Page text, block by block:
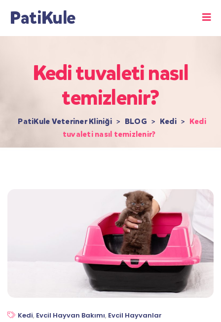
PatiKule
Kedi tuvaleti nasıl
temizlenir?
PatiKule Veteriner Kliniği > BLOG > Kedi > Kedi
tuvaleti nasıl temizlenir?
Kedi, Evcil Hayvan Bakımı, Evcil Hayvanlar